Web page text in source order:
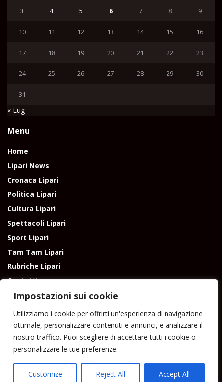
Impostazioni sui cookie
Utilizziamo i cookie per offrirti un'esperienza di navigazione
ottimale, personalizzare contenuti e annunci, e analizzare il
nostro traffico. Puoi scegliere di accettare tutti i cookie o
personalizzare le tue preferenze.
Customize Reject All Accept All
3 4 5 6 7 8 9
10 11 12 13 14 15 16
17 18 19 20 21 22 23
24 25 26 27 28 29 30
31
« Lug
Menu
Home
Lipari News
Cronaca Lipari
Politica Lipari
Cultura Lipari
Spettacoli Lipari
Sport Lipari
Tam Tam Lipari
Rubriche Lipari
Contatti
Direttore responsabile: Peppe Paino - Eolmedia, via Zinzolo, 20 - 980555 -
Lipari (Me) - Tel. 3924544698 e-mail: giornaledilipari@gmail.com -
peppepaino1@gmail.com Testata registrata al Tribunale di Barcellona